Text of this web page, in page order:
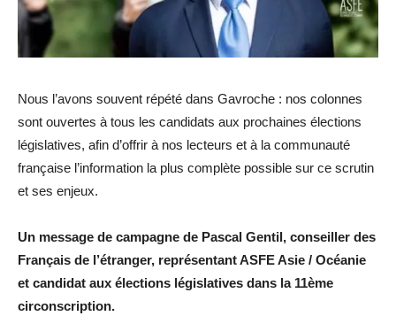
Nous l’avons souvent répété dans Gavroche : nos colonnes
sont ouvertes à tous les candidats aux prochaines élections
législatives, afin d’offrir à nos lecteurs et à la communauté
française l’information la plus complète possible sur ce scrutin
et ses enjeux.
Un message de campagne de Pascal Gentil, conseiller des
Français de l’étranger, représentant ASFE Asie / Océanie
et candidat aux élections législatives dans la 11ème
circonscription.